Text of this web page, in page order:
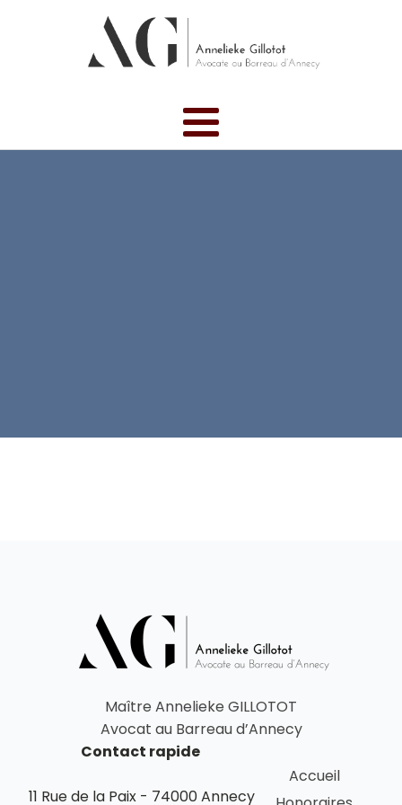
Maître Annelieke GILLOTOT
Avocat au Barreau d’Annecy
Contact rapide
11 Rue de la Paix - 74000 Annecy
Accueil